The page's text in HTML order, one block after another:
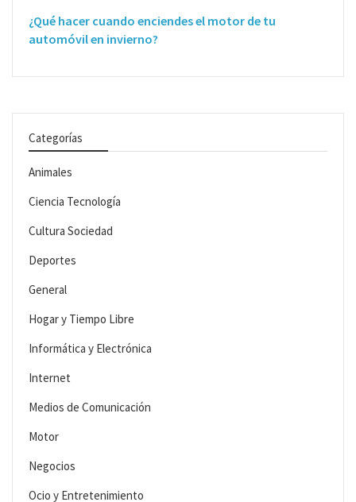
¿Qué hacer cuando enciendes el motor de tu
automóvil en invierno?
Categorías
Animales
Ciencia Tecnología
Cultura Sociedad
Deportes
General
Hogar y Tiempo Libre
Informática y Electrónica
Internet
Medios de Comunicación
Motor
Negocios
Ocio y Entretenimiento